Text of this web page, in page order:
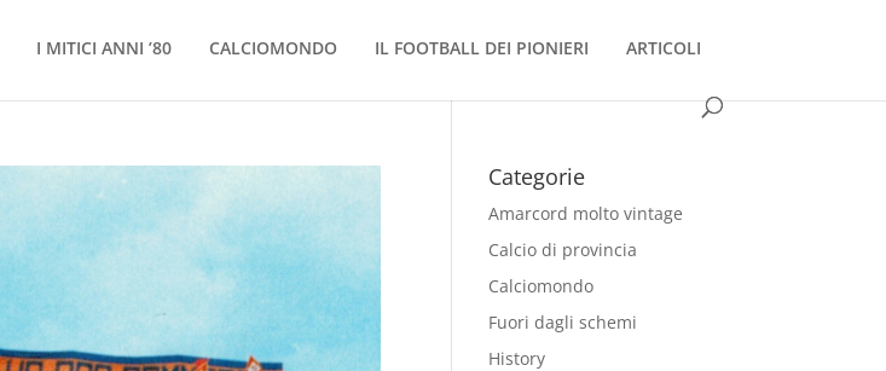
I MITICI ANNI ’80 CALCIOMONDO IL FOOTBALL DEI PIONIERI ARTICOLI
Categorie
Amarcord molto vintage
Calcio di provincia
Calciomondo
Fuori dagli schemi
History